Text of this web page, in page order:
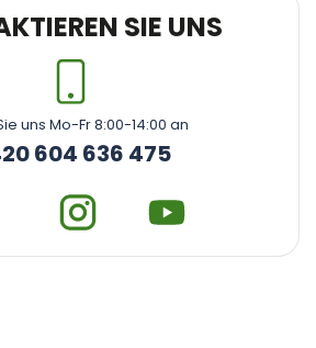
SIE UNS
uns Mo-Fr 8:00-14:00 an
604 636 475